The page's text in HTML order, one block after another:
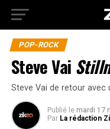
POP-ROCK
Steve Vai
Steve Vai de retour avec
Publié le mardi 17
Par La rédaction